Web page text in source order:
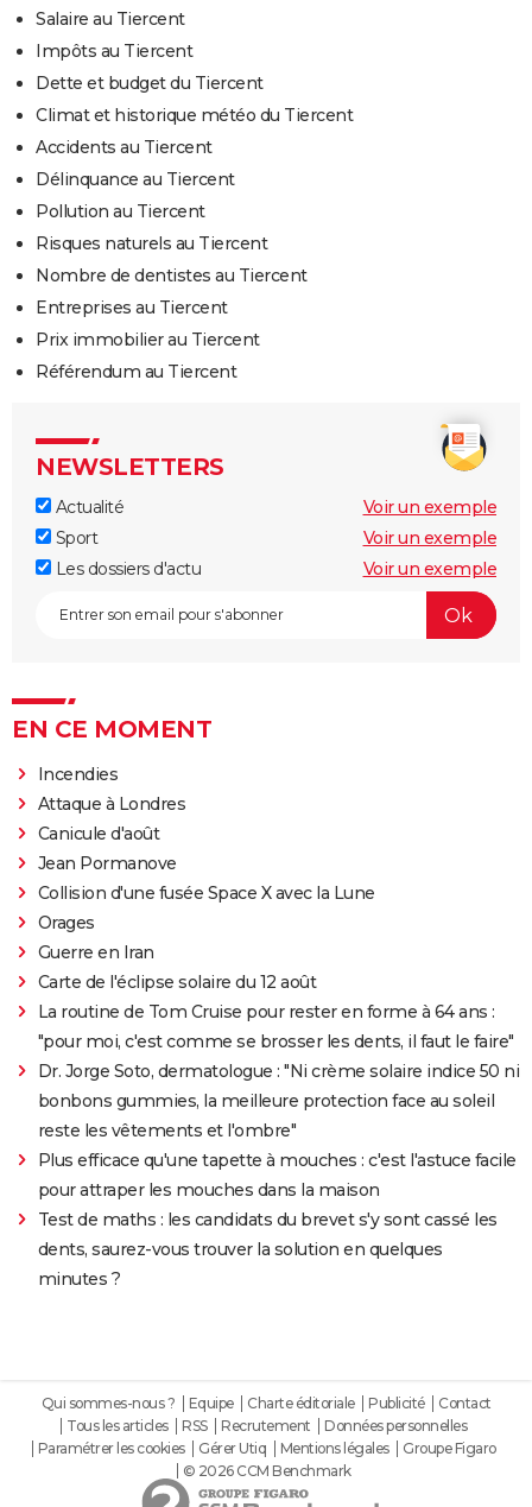
Salaire au Tiercent
Impôts au Tiercent
Dette et budget du Tiercent
Climat et historique météo du Tiercent
Accidents au Tiercent
Délinquance au Tiercent
Pollution au Tiercent
Risques naturels au Tiercent
Nombre de dentistes au Tiercent
Entreprises au Tiercent
Prix immobilier au Tiercent
Référendum au Tiercent
NEWSLETTERS
Actualité
Voir un exemple
Sport
Voir un exemple
Les dossiers d'actu
Voir un exemple
EN CE MOMENT
Incendies
Attaque à Londres
Canicule d'août
Jean Pormanove
Collision d'une fusée Space X avec la Lune
Orages
Guerre en Iran
Carte de l'éclipse solaire du 12 août
La routine de Tom Cruise pour rester en forme à 64 ans :
"pour moi, c'est comme se brosser les dents, il faut le faire"
Dr. Jorge Soto, dermatologue : "Ni crème solaire indice 50 ni
bonbons gummies, la meilleure protection face au soleil
reste les vêtements et l'ombre"
Plus efficace qu'une tapette à mouches : c'est l'astuce facile
pour attraper les mouches dans la maison
Test de maths : les candidats du brevet s'y sont cassé les
dents, saurez-vous trouver la solution en quelques
minutes ?
Qui sommes-nous ? Equipe Charte éditoriale Publicité
Contact
Tous les articles
RSS Recrutement
Données personnelles
Paramétrer les cookies
Gérer Utiq Mentions légales
Groupe Figaro
© 2026 CCM Benchmark